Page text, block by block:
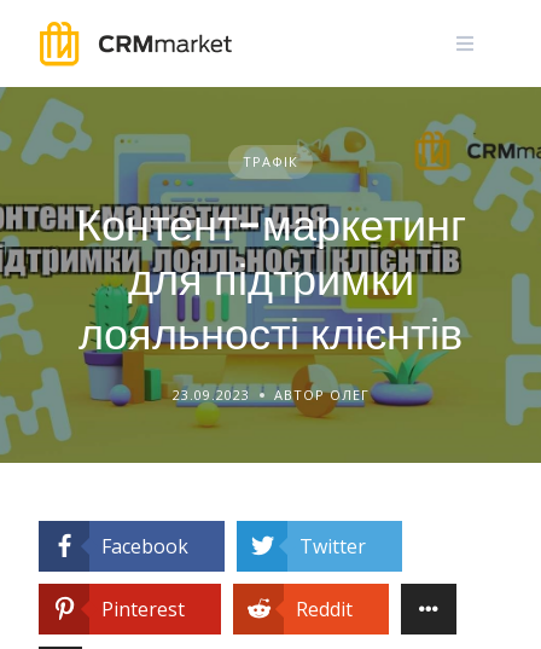
content
ТРАФІК
Контент-маркетинг
для підтримки
лояльності клієнтів
23.09.2023 АВТОР ОЛЕГ
Facebook Twitter
Pinterest Reddit